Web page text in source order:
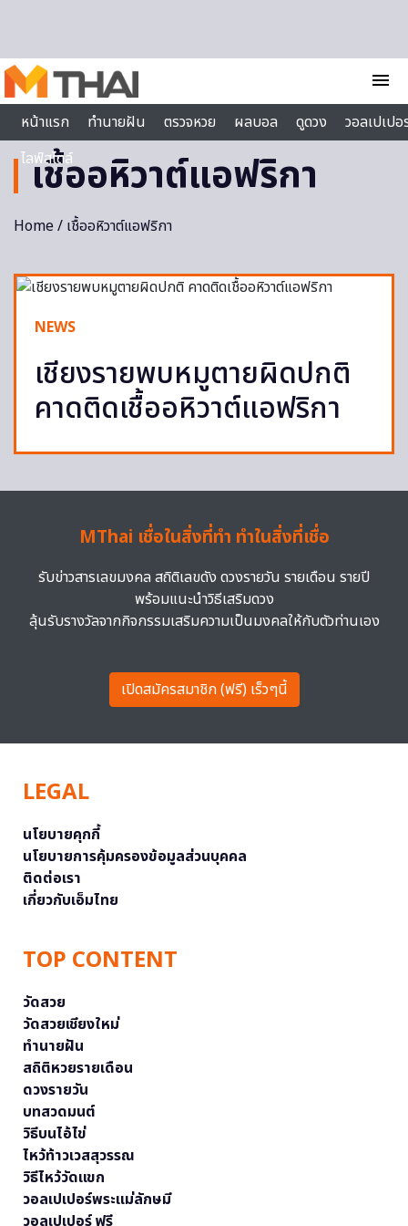
menu
หน้าแรก
ทำนายฝัน ตรวจหวย ผลบอล ดูดวง
วอลเปเป
ไลฟ์สไตล์
เชื้ออหิวาต์แอฟริกา
Home/ เชื้ออหิวาต์แอฟริกา
NEWS
เชียงรายพบหมูตายผิดปกติ
คาดติดเชื้ออหิวาต์แอฟริกา
MThai เชื่อในสิ่งที่ทำ ทำในสิ่งที่เชื่อ
รับข่าวสารเลขมงคล สถิติเลขดัง ดวงรายวัน รายเดือน รายปี
พร้อมแนะนำวิธีเสริมดวง
ลุ้นรับรางวัลจากกิจกรรมเสริมความเป็นมงคลให้กับตัวท่านเอง
เปิดสมัครสมาชิก (ฟรี) เร็วๆนี้
LEGAL
นโยบายคุกกี้
นโยบายการคุ้มครองข้อมูลส่วนบุคคล
ติดต่อเรา
เกี่ยวกับเอ็มไทย
TOP CONTENT
วัดสวย
วัดสวยเชียงใหม่
ทำนายฝัน
สถิติหวยรายเดือน
ดวงรายวัน
บทสวดมนต์
วิธีบนไอ้ไข่
ไหว้ท้าวเวสสุวรรณ
วิธีไหว้วัดแขก
วอลเปเปอร์พระแม่ลักษมี
วอลเปเปอร์ ฟรี